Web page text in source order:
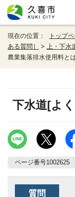
現在の位置： トップ
ある質問］
> 上・下水
農業集落排水使用料と
下水道[よ
ページ番号1002625
質問